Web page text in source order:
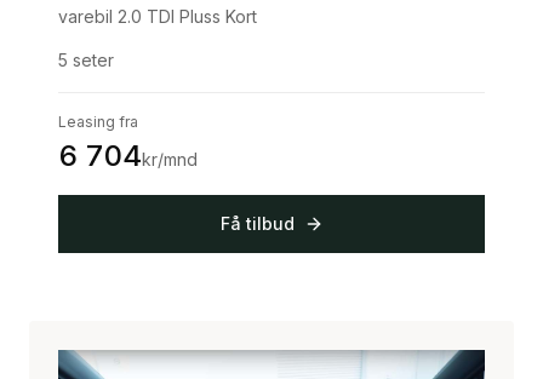
varebil 2.0 TDI Pluss Kort
5 seter
Leasing fra
6 704kr/mnd
Få tilbud